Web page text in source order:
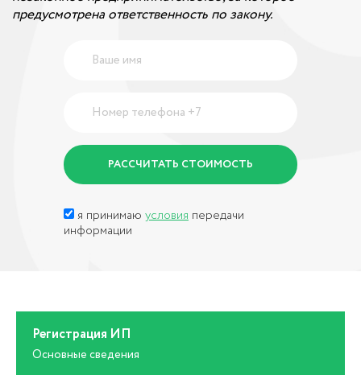
предусмотрена ответственность по закону.
я принимаю условия передачи
информации
Регистрация ИП
Основные сведения